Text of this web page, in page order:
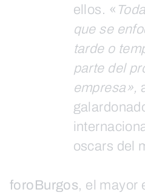
ellos. «
que se
tarde o
parte del
empresa»,
oscars del
foroBurgos, el mayor